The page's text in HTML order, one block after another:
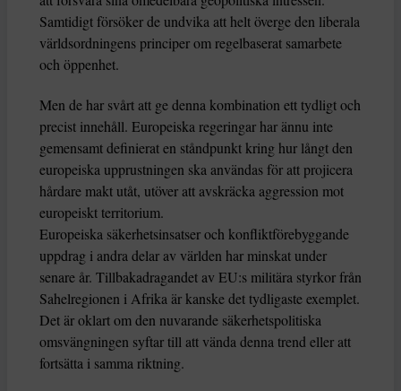
Samtidigt försöker de undvika att helt överge den liberala
världsordningens principer om regelbaserat samarbete
och öppenhet.
Men de har svårt att ge denna kombination ett tydligt och
precist innehåll. Europeiska regeringar har ännu inte
gemensamt definierat en ståndpunkt kring hur långt den
europeiska upprustningen ska användas för att projicera
hårdare makt utåt, utöver att avskräcka aggression mot
europeiskt territorium.
Europeiska säkerhetsinsatser och konfliktförebyggande
uppdrag i andra delar av världen har minskat under
senare år. Tillbakadragandet av EU:s militära styrkor från
Sahelregionen i Afrika är kanske det tydligaste exemplet.
Det är oklart om den nuvarande säkerhetspolitiska
omsvängningen syftar till att vända denna trend eller att
fortsätta i samma riktning.